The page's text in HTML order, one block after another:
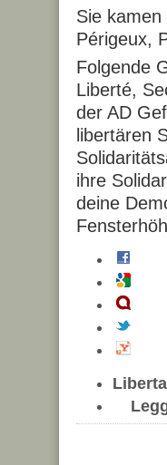
Sie
Périgeux,
Folgende
Liberté,
der AD
libertären
ihre
deine